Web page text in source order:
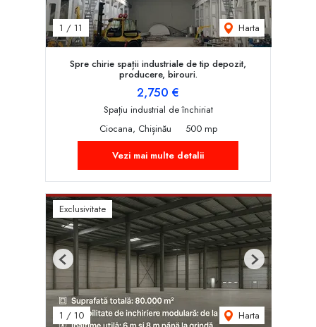
1 / 11 Harta
Spre chirie spații industriale de tip depozit,
producere, birouri.
2,750 €
Spațiu industrial de închiriat
Ciocana, Chișinău
500 mp
Vezi mai multe detalii
Exclusivitate
1 / 10 Harta
Previous Next